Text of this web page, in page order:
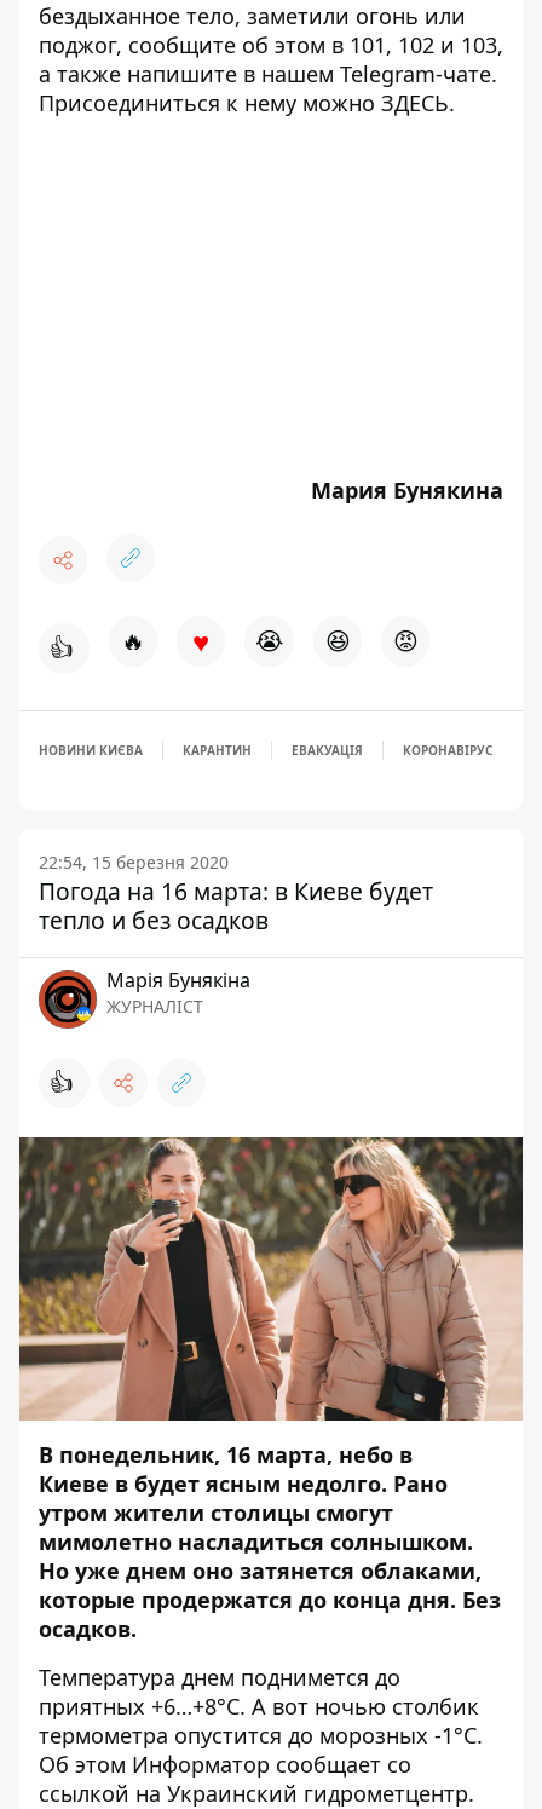
бездыханное тело, заметили огонь или
поджог, сообщите об этом в 101, 102 и 103,
а также напишите в нашем Telegram-чате.
Присоединиться к нему можно ЗДЕСЬ.
Мария Бунякина
👍 🔥 ♥ 😭 😆 😡
НОВИНИ КИЄВА КАРАНТИН ЕВАКУАЦІЯ КОРОНАВІРУС
22:54, 15 березня 2020
Погода на 16 марта: в Киеве будет
тепло и без осадков
Марія Бунякіна
ЖУРНАЛІСТ
👍
В понедельник, 16 марта, небо в
Киеве в будет ясным недолго. Рано
утром жители столицы смогут
мимолетно насладиться солнышком.
Но уже днем оно затянется облаками,
которые продержатся до конца дня. Без
осадков.
Температура днем поднимется до
приятных +6…+8°C. А вот ночью столбик
термометра опустится до морозных -1°C.
Об этом Информатор сообщает со
ссылкой на Украинский гидрометцентр.